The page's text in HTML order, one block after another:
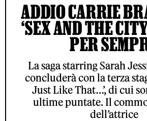
ADDIO CARRIE
‘SEX AND THE
PER
La saga starring Sarah
concluderà con la terza
Just Like That…’, di cui
ultime puntate. Il
dell’attrice